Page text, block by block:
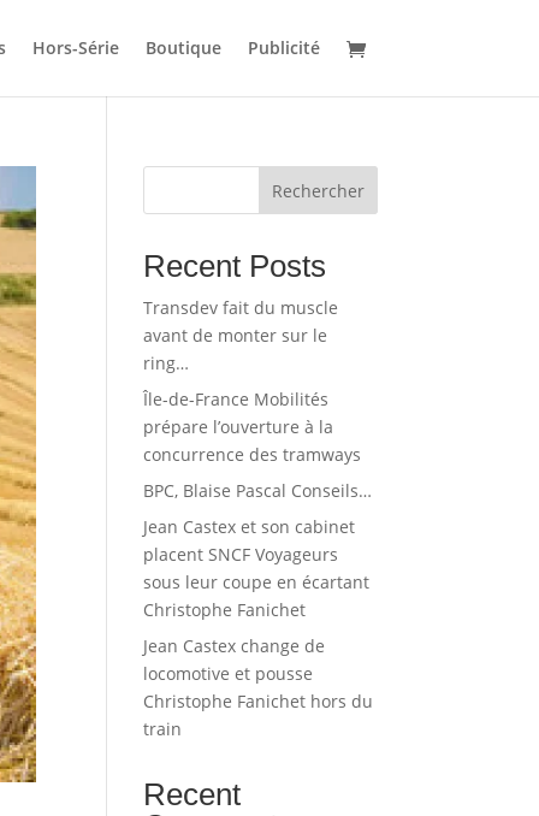
Hors-Série Boutique Publicité
Rechercher
Recent Posts
Transdev fait du muscle
avant de monter sur le
ring…
Île-de-France Mobilités
prépare l’ouverture à la
concurrence des tramways
BPC, Blaise Pascal Conseils…
Jean Castex et son cabinet
placent SNCF Voyageurs
sous leur coupe en écartant
Christophe Fanichet
Jean Castex change de
locomotive et pousse
Christophe Fanichet hors du
train
Recent